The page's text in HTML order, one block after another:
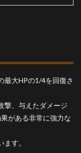
最大HPの1/4を回復さ
撃、与えたダメージ
がある非常に強力な
す。